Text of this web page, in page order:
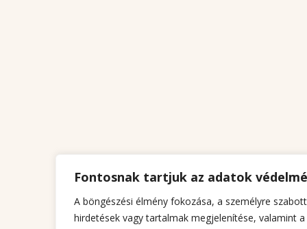
Fontosnak tartjuk az adatok
A böngészési élmény fokozása, a személyre szabott
hirdetések vagy tartalmak megjelenítése, valamint a